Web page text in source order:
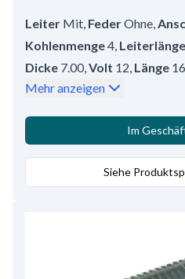
Leiter Mit FederOhne
Kohlenmenge4 Leiterlänge
Dicke 7.00, Volt 12 Länge
Mehr anzeigen
Im
Siehe